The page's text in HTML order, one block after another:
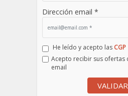
Dirección email *
He leído y acepto las CGP
Acepto recibir sus ofertas
email
VALIDAR